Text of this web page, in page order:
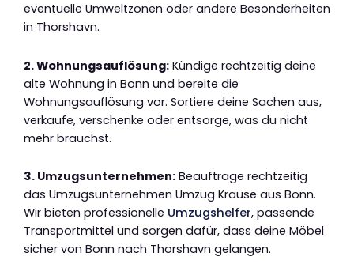
eventuelle Umweltzonen oder andere Besonderheiten
in Thorshavn.
2. Wohnungsauflösung: Kündige rechtzeitig deine
alte Wohnung in Bonn und bereite die
Wohnungsauflösung vor. Sortiere deine Sachen aus,
verkaufe, verschenke oder entsorge, was du nicht
mehr brauchst.
3. Umzugsunternehmen: Beauftrage rechtzeitig
das Umzugsunternehmen Umzug Krause aus Bonn.
Wir bieten professionelle Umzugshelfer, passende
Transportmittel und sorgen dafür, dass deine Möbel
sicher von Bonn nach Thorshavn gelangen.